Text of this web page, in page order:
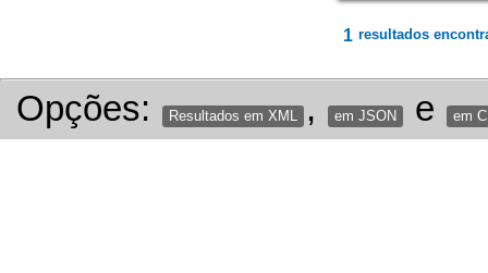
1 resultados
Opções: Resultados em XML , em JSON e em